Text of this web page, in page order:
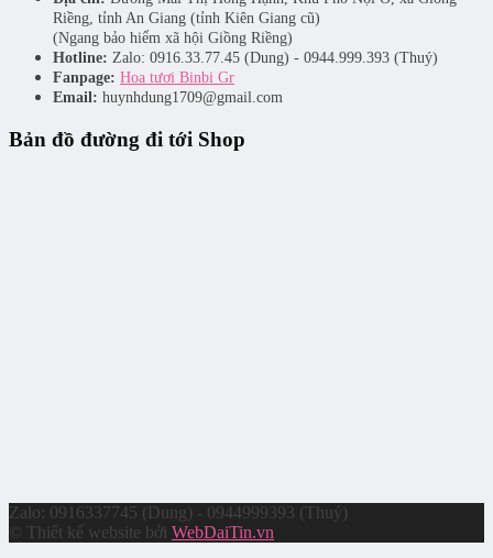
Riềng, tỉnh An Giang (tỉnh Kiên Giang cũ)
(Ngang bảo hiểm xã hội Giồng Riềng)
Hotline: Zalo: 0916.33.77.45 (Dung) - 0944.999.393 (Thuý)
Fanpage: Hoa tươi Binbi Gr
Email: huynhdung1709@gmail.com
Bản đồ đường đi tới Shop
Zalo: 0916337745 (Dung) - 0944999393 (Thuý)
© Thiết kế website bởi WebDaiTin.vn